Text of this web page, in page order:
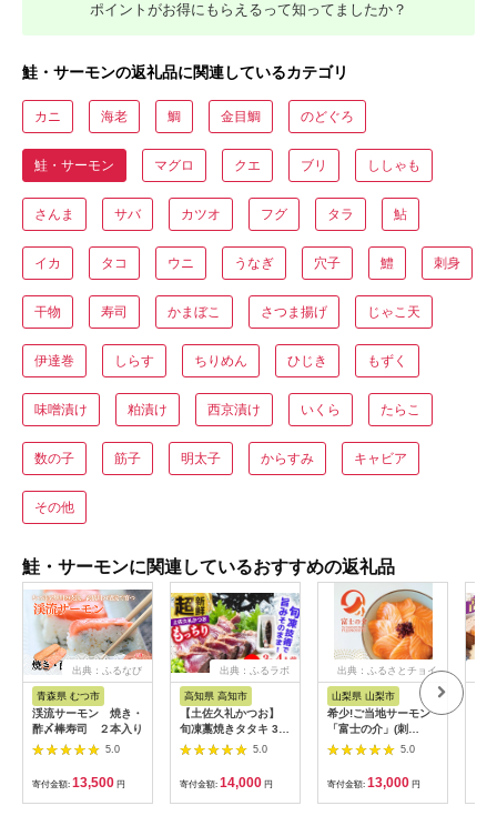
ポイントがお得にもらえるって知ってましたか？
鮭・サーモンの返礼品に関連しているカテゴリ
カニ 海老 鯛 金目鯛 のどぐろ
鮭・サーモン マグロ クエ ブリ ししゃも
さんま サバ カツオ フグ タラ 鮎
イカ タコ ウニ うなぎ 穴子 鱧 刺身
干物 寿司 かまぼこ さつま揚げ じゃこ天
伊達巻 しらす ちりめん ひじき もずく
味噌漬け 粕漬け 西京漬け いくら たらこ
数の子 筋子 明太子 からすみ キャビア
その他
鮭・サーモンに関連しているおすすめの返礼品
出典：ふるなび
青森県 むつ市
渓流サーモン 焼き・
酢〆棒寿司 ２本入り
5.0
寄付金額: 13,500 円
出典：ふるラボ
高知県 高知市
【土佐久礼かつお】
旬凍藁焼きタタキ 3〜
4人前（約400g） / 高
知 土佐 久礼 かつお
カツオ 鰹 たたき タタ
キ 海鮮 魚 刺身 【株
式会社ジャパンダイニ
5.0
寄付金額: 14,000 円
出典：ふるさとチョイ
山梨県 山梨市
希少!ご当地サーモン
「富士の介」(刺
身)240g(80g×3)少量
パックを冷凍便でお届
け【1460519】
5.0
寄付金額: 13,000 円